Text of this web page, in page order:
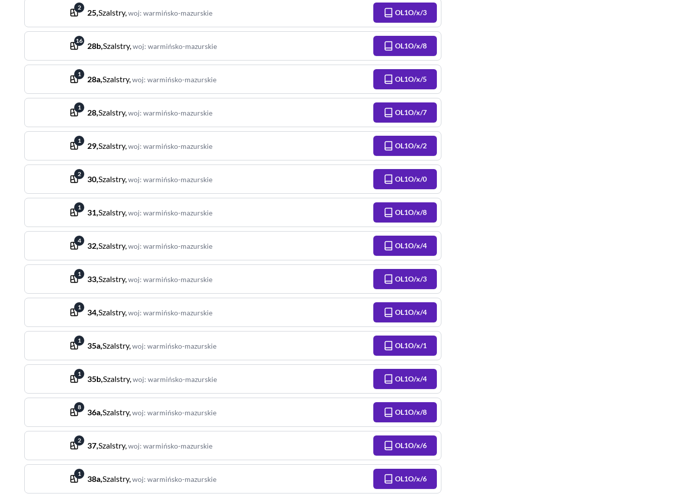
2
25,Szalstry,woj: warmińsko-mazurskie OL1O/x/3
16
28b,Szalstry,woj: warmińsko-mazurskie OL1O/x/8
1
28a,Szalstry,woj: warmińsko-mazurskie OL1O/x/5
1
28,Szalstry,woj: warmińsko-mazurskie OL1O/x/7
1
29,Szalstry,woj: warmińsko-mazurskie OL1O/x/2
2
30,Szalstry,woj: warmińsko-mazurskie OL1O/x/0
1
31,Szalstry,woj: warmińsko-mazurskie OL1O/x/8
4
32,Szalstry,woj: warmińsko-mazurskie OL1O/x/4
1
33,Szalstry,woj: warmińsko-mazurskie OL1O/x/3
1
34,Szalstry,woj: warmińsko-mazurskie OL1O/x/4
1
35a,Szalstry,woj: warmińsko-mazurskie OL1O/x/1
1
35b,Szalstry,woj: warmińsko-mazurskie OL1O/x/4
8
36a,Szalstry,woj: warmińsko-mazurskie OL1O/x/8
2
37,Szalstry,woj: warmińsko-mazurskie OL1O/x/6
1
38a,Szalstry,woj: warmińsko-mazurskie OL1O/x/6